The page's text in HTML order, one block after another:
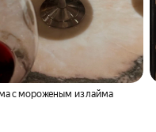
с мороженым из лайма